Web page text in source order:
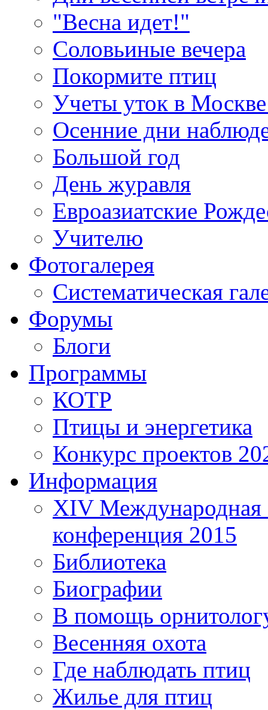
"Весна идет!"
Соловьиные вечера
Покормите птиц
Учеты уток в
Осенние дни
Большой год
День журавля
Евроазиатские
Учителю
Фотогалерея
Систематическая
Форумы
Блоги
Программы
КОТР
Птицы и энергетика
Конкурс проектов
Информация
XIV Международная
конференция 2015
Библиотека
Биографии
В помощь
Весенняя охота
Где наблюдать птиц
Жилье для птиц